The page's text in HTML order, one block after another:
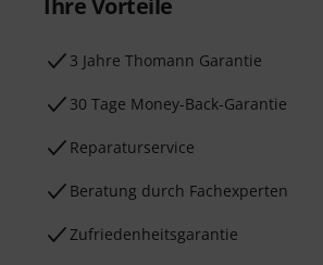
Ihre Vorteile
3 Jahre Thomann Garantie
30 Tage Money-Back-Garantie
Reparaturservice
Beratung durch Fachexperten
Zufriedenheitsgarantie